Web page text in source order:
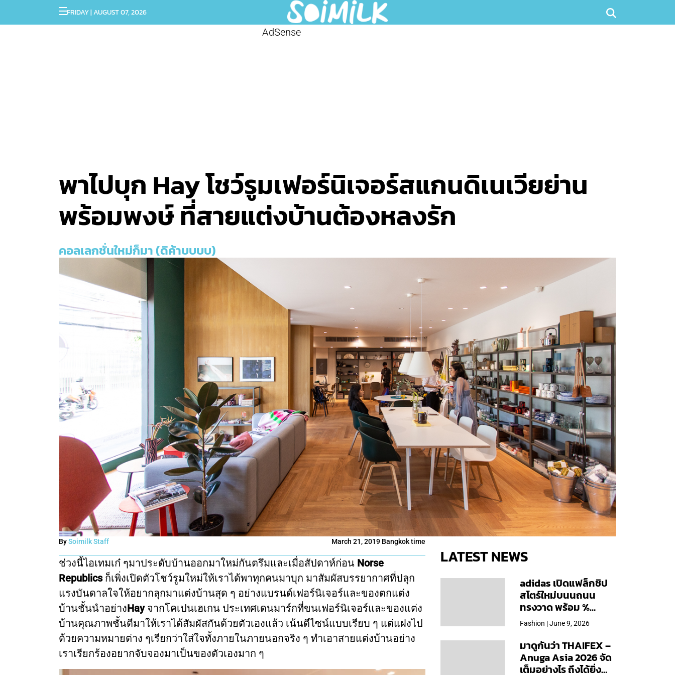
FRIDAY | AUGUST 07, 2026
AdSense
พาไปบุก Hay โชว์รูมเฟอร์นิเจอร์สแกนดิเนเวียย่าน
พร้อมพงษ์ ที่สายแต่งบ้านต้องหลงรัก
คอลเลกชั่นใหม่ก็มา (ดิค้าบบบบ)
BySoimilk Staff March 21, 2019 Bangkok time
ช่วงนี้ไอเทมเก๋ ๆมาประดับบ้านออกมาใหม่กันตรึมและเมื่อสัปดาห์ก่อน Norse
Republicsก็เพิ่งเปิดตัวโชว์รูมใหม่ให้เราได้พาทุกคนมาบุก มาสัมผัสบรรยากาศที่ปลุก
แรงบันดาลใจให้อยากลุกมาแต่งบ้านสุด ๆ อย่างแบรนด์เฟอร์นิเจอร์และของตกแต่ง
บ้านชั้นนำอย่างHay จากโคเปนเฮเกน ประเทศเดนมาร์กที่ขนเฟอร์นิเจอร์และของแต่ง
บ้านคุณภาพชั้นดีมาให้เราได้สัมผัสกันด้วยตัวเองแล้ว เน้นดีไซน์แบบเรียบ ๆ แต่แฝงไป
ด้วยความหมายต่าง ๆเรียกว่าใส่ใจทั้งภายในภายนอกจริง ๆ ทำเอาสายแต่งบ้านอย่าง
เราเรียกร้องอยากจับจองมาเป็นของตัวเองมาก ๆ
LATEST NEWS
adidas เปิดแฟล็กชิป
สโตร์ใหม่บนนถนน
ทรงวาด พร้อม %
Arabica และคอลเลก
ชันพิเศษเฉพาะสาขา
Fashion | June 9, 2026
มาดูกันว่า THAIFEX –
Anuga Asia 2026 จัด
เต็มอย่างไร ถึงได้ยิ่ง